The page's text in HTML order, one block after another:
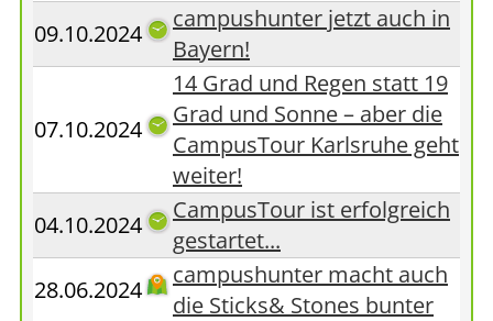
09.10.2024
campushunter jetzt auch in
Bayern!
07.10.2024
14 Grad und Regen statt 19
Grad und Sonne – aber die
CampusTour Karlsruhe geht
weiter!
04.10.2024
CampusTour ist erfolgreich
gestartet...
28.06.2024
campushunter macht auch
die Sticks& Stones bunter